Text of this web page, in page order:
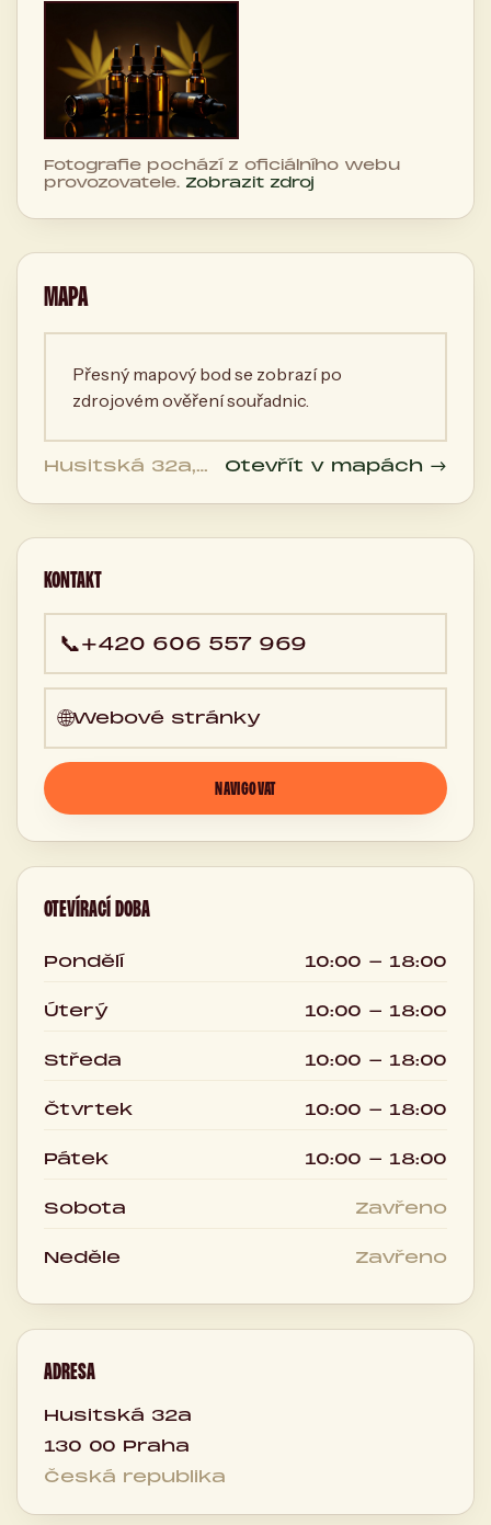
Fotografie pochází z oficiálního webu
provozovatele. Zobrazit zdroj
MAPA
Přesný mapový bod se zobrazí po
zdrojovém ověření souřadnic.
Husitská 32a,
Česká
Otevřít v mapách →
KONTAKT
📞+420 606 557 969
🌐Webové stránky
NAVIGOVAT
OTEVÍRACÍ DOBA
Pondělí 10:00 - 18:00
Úterý 10:00 - 18:00
Středa 10:00 - 18:00
Čtvrtek 10:00 - 18:00
Pátek 10:00 - 18:00
Sobota Zavřeno
Neděle Zavřeno
ADRESA
Husitská 32a
130 00 Praha
Česká republika